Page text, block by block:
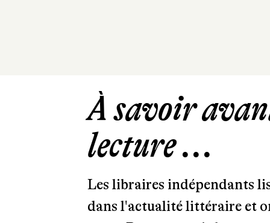
À savoir
lecture ...
Les libraires indépendants
dans l'actualité littéraire et